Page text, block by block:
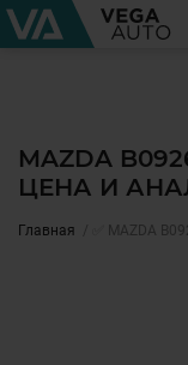
MAZDA
ЦЕНА И
Главная ✅ MAZDA